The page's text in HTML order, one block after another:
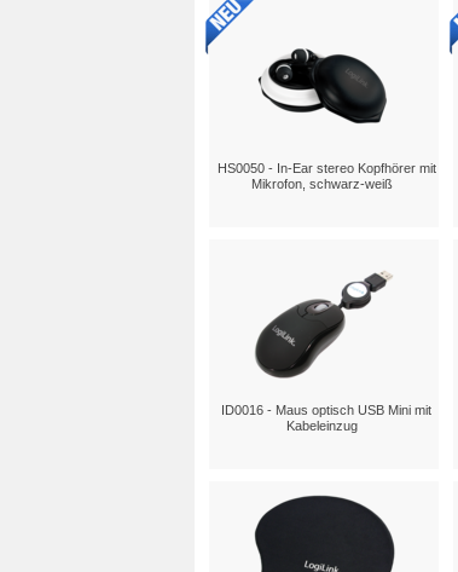
HS0050 - In-Ear stereo Kopfhörer mit
Mikrofon, schwarz-weiß
ID0016 - Maus optisch USB Mini mit
Kabeleinzug